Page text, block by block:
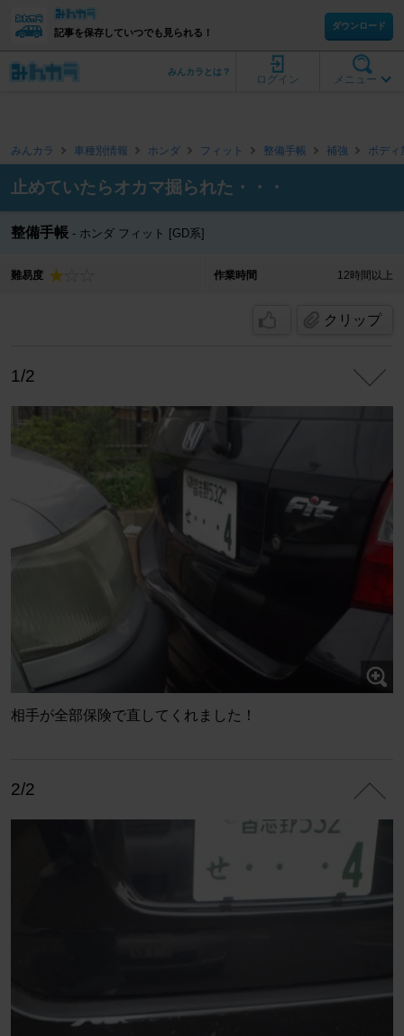
記事を保存していつでも見られる！
ダウンロード
メニュー
ログイン
みんカラとは？
みんカラ 車種別情報 ホンダ フィット 整備手帳 補強 ボディ
止めていたらオカマ掘られた・・・
整備手帳 ホンダ フィット [GD系]
難易度 作業時間 12時間以上
クリップ
1/2
相手が全部保険で直してくれました！
2/2